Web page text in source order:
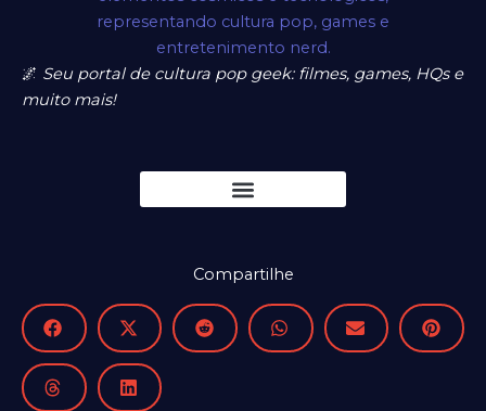
🌌 Seu portal de cultura pop geek: filmes, games, HQs e
muito mais!
Compartilhe